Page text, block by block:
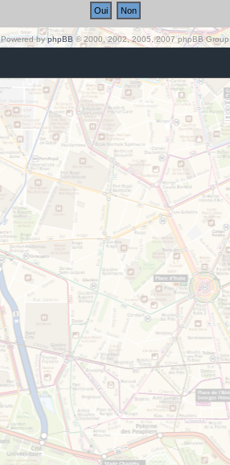
Powered byphpBB© 2000, 2002, 2005, 2007 phpBB Group